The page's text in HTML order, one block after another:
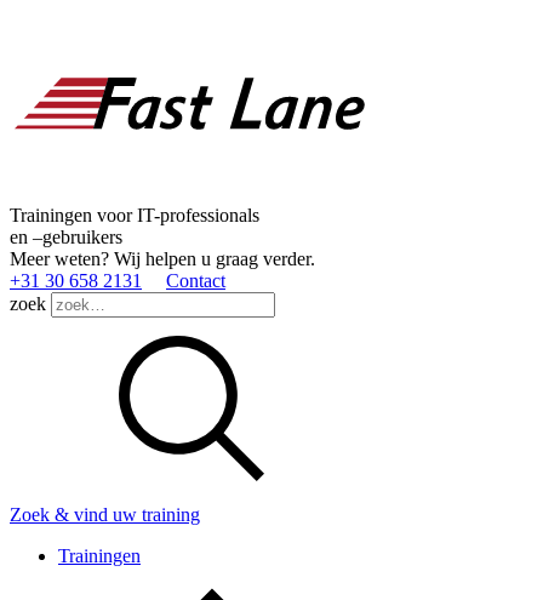
Trainingen voor IT-professionals
en –gebruikers
Meer weten? Wij helpen u graag verder.
+31 30 658 2131
Contact
zoek
Zoek & vind uw training
Trainingen